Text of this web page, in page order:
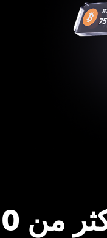
عملة مشفرة